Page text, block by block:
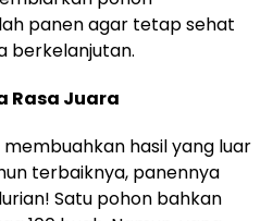
panen agar tetap sehat
berkelanjutan.
Rasa Juara
membuahkan hasil yang luar
terbaiknya, panennya
Satu pohon bahkan